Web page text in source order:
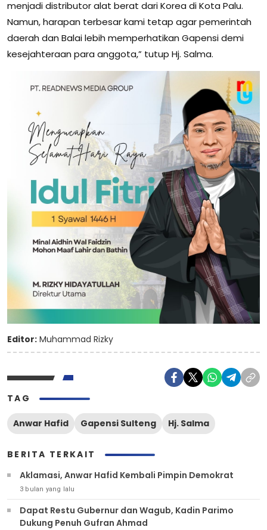
menjadi distributor alat berat dari Korea di Kota Palu.
Namun, harapan terbesar kami tetap agar pemerintah
daerah dan Balai lebih memperhatikan Gapensi demi
kesejahteraan para anggota,” tutup Hj. Salma.
Editor: Muhammad Rizky
TAG
Anwar Hafid Gapensi Sulteng Hj. Salma
BERITA TERKAIT
Aklamasi, Anwar Hafid Kembali Pimpin Demokrat
3 bulan yang lalu
Dapat Restu Gubernur dan Wagub, Kadin Parimo
Dukung Penuh Gufran Ahmad